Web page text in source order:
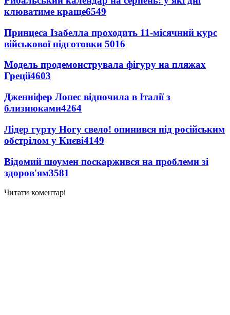
клюватиме краще6549
Принцеса Ізабелла проходить 11-місячний курс
військової підготовки 5016
Модель продемонструвала фігуру на пляжах
Греції4603
Дженніфер Лопес відпочила в Італії з
близнюками4264
Лідер гурту Ногу свело! опинився під російським
обстрілом у Києві4149
Відомий шоумен поскаржився на проблеми зі
здоров'ям3581
Читати коментарі